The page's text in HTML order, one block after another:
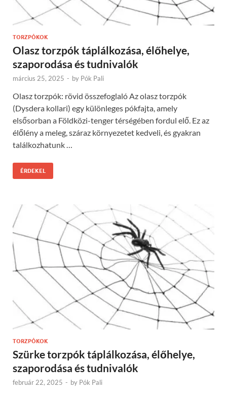
TORZPÓKOK
Olasz torzpók táplálkozása, élőhelye,
szaporodása és tudnivalók
március 25, 2025 - by Pók Pali
Olasz torzpók: rövid összefoglaló Az olasz torzpók
(Dysdera kollari) egy különleges pókfajta, amely
elsősorban a Földközi-tenger térségében fordul elő. Ez az
élőlény a meleg, száraz környezetet kedveli, és gyakran
találkozhatunk …
ÉRDEKEL
TORZPÓKOK
Szürke torzpók táplálkozása, élőhelye,
szaporodása és tudnivalók
február 22, 2025 - by Pók Pali